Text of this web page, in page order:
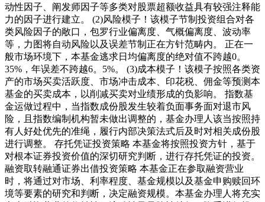
动性因子、阐发师因子等多类对股票超额收益具有较强注释能
力的因子进行建立。 (2)风险模子！该模子节制投资组合对各
类风险因子的敞口，包罗行业偏离度、气概偏离度、波动率
等，力图将自动风险以及误差节制正在方针范畴内。 正在一
般市场环境下，本基金逃求日均偏离度的绝对值不跨越0。
35%，年误差不跨越6。5%。 (3)成本模子！该模子按照各类资
产的市场买卖活跃度、市场冲击成本、印花税、佣金等预测本
基金的买卖成本，以削减买卖对业绩形成的负影响。 指数基
金运做过程中，当指数成份股发生较着负面事务面对退市风
险，且指数编制机构暂未做出调整的，基金办理人该当按照持
有人好处优先的准绳，履行内部决策法式后及时对相关成份股
进行调整。 存托凭证投资策略 本基金将按照投资方针，基于
对根本证券投资价值的深切研究判断，进行存托凭证的投资。
融资取转融通证券出借投资策略 本基金正在参取融资营业
时，将通过对市场、利率程度、基金规模以及基金申购赎回环
境等要素的研究和判断，决定融资规模。本基金办理人将充实